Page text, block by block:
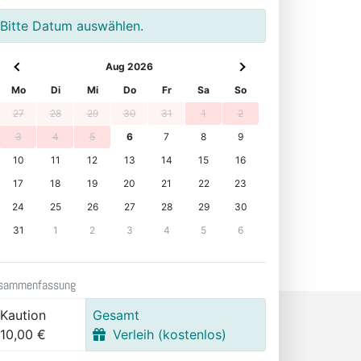
Bitte Datum auswählen.
Aug 2026
Mo
Di Mi Do Fr Sa
So
27
28 29 30 31 1
2
3
4 5 6 7 8
9
10
11 12 13 14 15
16
17
18 19 20 21 22
23
24
25 26 27 28 29
30
31
1 2 3 4 5 6
Kaution
10,00 €
Gesamt
Verleih (kostenlos)